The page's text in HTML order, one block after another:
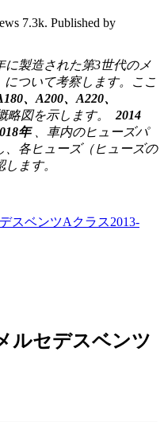
7.3k. Published by
に製造された第3世代のメ
について考察します。ここ
、A200、A220、
略図を示します。 2014
年、車内のヒューズパ
、各ヒューズ（ヒューズの
ます。
スベンツAクラス2013-
ルセデスベンツ